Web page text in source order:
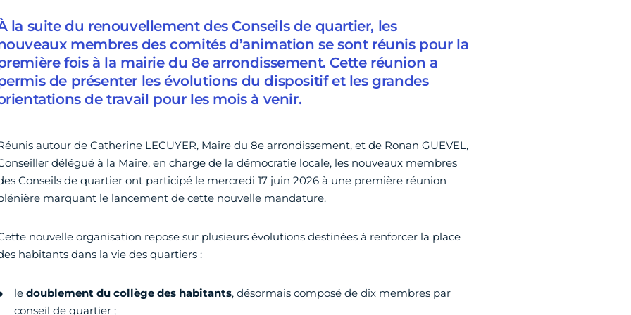
la suite du renouvellement des Conseils de quartier, les
membres des comités d’animation se sont réunis pour la
fois à la mairie du 8e arrondissement. Cette réunion a
de présenter les évolutions du dispositif et les grandes
de travail pour les mois à venir.
autour de Catherine LECUYER, Maire du 8e arrondissement, et de Ronan GUEVEL,
délégué à la Maire, en charge de la démocratie locale, les nouveaux membres
Conseils de quartier ont participé le mercredi 17 juin 2026 à une première réunion
marquant le lancement de cette nouvelle mandature.
nouvelle organisation repose sur plusieurs évolutions destinées à renforcer la place
habitants dans la vie des quartiers :
le doublement du collège des habitants, désormais composé de dix membres par
conseil de quartier ;